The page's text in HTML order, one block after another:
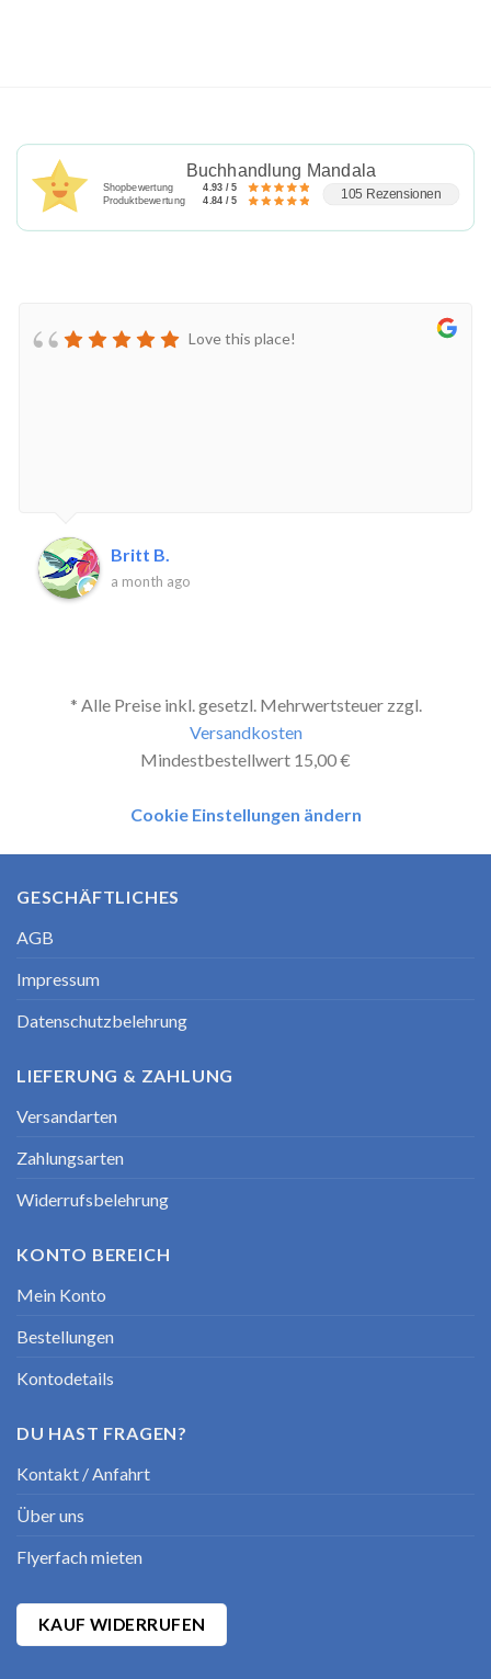
Buchhandlung Mandala
Shopbewertung 4.93 / 5
Produktbewertung 4.84 / 5 105 Rezensionen
Love this place!
Britt B.
a month ago
* Alle Preise inkl. gesetzl. Mehrwertsteuer zzgl.
Versandkosten
Mindestbestellwert 15,00 €
Cookie Einstellungen ändern
GESCHÄFTLICHES
AGB
Impressum
Datenschutzbelehrung
LIEFERUNG & ZAHLUNG
Versandarten
Zahlungsarten
Widerrufsbelehrung
KONTO BEREICH
Mein Konto
Bestellungen
Kontodetails
DU HAST FRAGEN?
Kontakt / Anfahrt
Über uns
Flyerfach mieten
KAUF WIDERRUFEN